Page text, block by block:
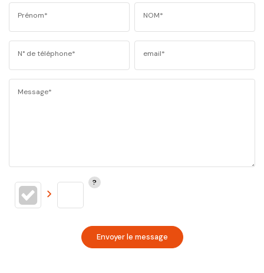
Prénom* NOM*
N° de téléphone* email*
Message*
Envoyer le message